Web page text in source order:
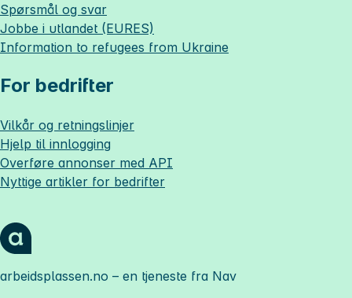
Spørsmål og svar
Jobbe i utlandet (EURES)
Information to refugees from Ukraine
For bedrifter
Vilkår og retningslinjer
Hjelp til innlogging
Overføre annonser med API
Nyttige artikler for bedrifter
arbeidsplassen.no – en tjeneste fra Nav